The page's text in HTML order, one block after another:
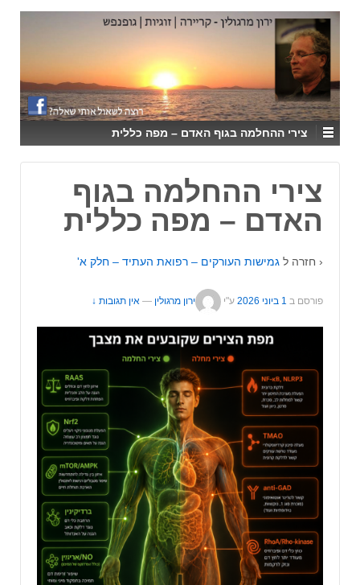
↓
SKIP
TO
MAIN
CONTENT
צירי ההחלמה בגוף האדם – מפה כללית
צירי ההחלמה בגוף
האדם – מפה כללית
‹ חזרה ל גמישות העורקים – רפואת העתיד – חלק א'
פורסם ב 1 ביוני 2026 ע"י ירון מרגולין — אין תגובות ↓